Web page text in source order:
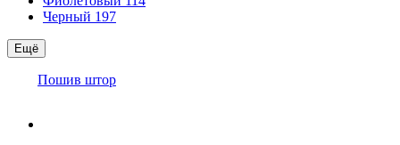
Черный 197
Ещё
Пошив штор